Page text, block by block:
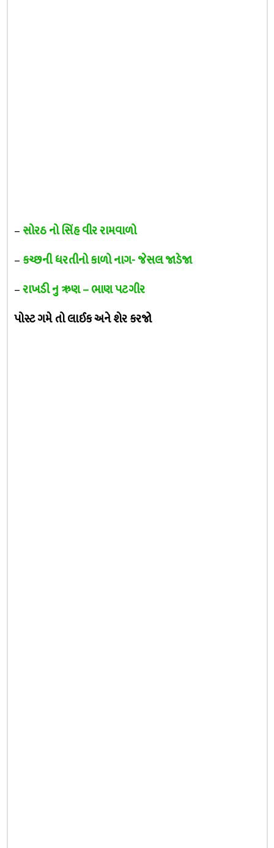
–સોરઠ નો સિંહ વીર રામવાળો
–કચ્છની ધરતીનો કાળો નાગ- જેસલ જાડેજા
–રાખડી નુ ઋણ – ભાણ પટગીર
પોસ્ટ ગમે તો લાઈક અને શેર કરજો